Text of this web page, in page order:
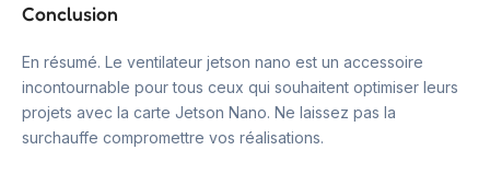
Conclusion
En résumé. Le ventilateur jetson nano est un accessoire
incontournable pour tous ceux qui souhaitent optimiser leurs
projets avec la carte Jetson Nano. Ne laissez pas la
surchauffe compromettre vos réalisations.